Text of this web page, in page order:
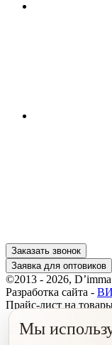
Заказать звонок
Заявка для оптовиков
©2013 - 2026,
Разработка сайта -
Прайс-лист на
Мы